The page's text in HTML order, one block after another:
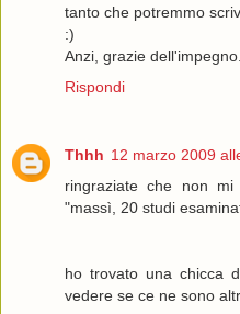
tanto che potremmo
:)
Anzi, grazie dell'impegno.
Rispondi
Thhh 12 marzo 2009
ringraziate che non
"massì, 20 studi
ho trovato una chicca
vedere se ce ne sono